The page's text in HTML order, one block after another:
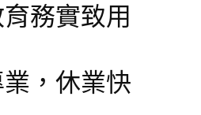
務實致用
，休業快